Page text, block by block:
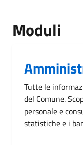
Moduli
Tutte le
del Comune.
personale e
statistiche e i